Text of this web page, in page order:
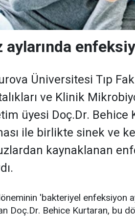
aylarında
Üniversitesi Tıp
ve Klinik
üyesi Doç.Dr. Behice
ile birlikte sinek ve
kaynaklanan
'bakteriyel enfeksiyon
Doç.Dr. Behice Kurtaran, bu